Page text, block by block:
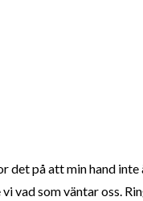
på att min hand
vad som väntar oss.